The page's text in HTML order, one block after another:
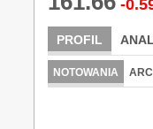
-
PROFIL
NOTOWANIA